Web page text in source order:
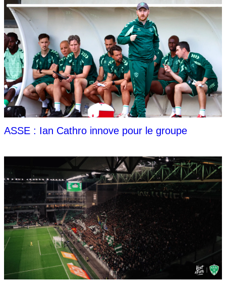
ASSE : Ian Cathro innove pour le groupe